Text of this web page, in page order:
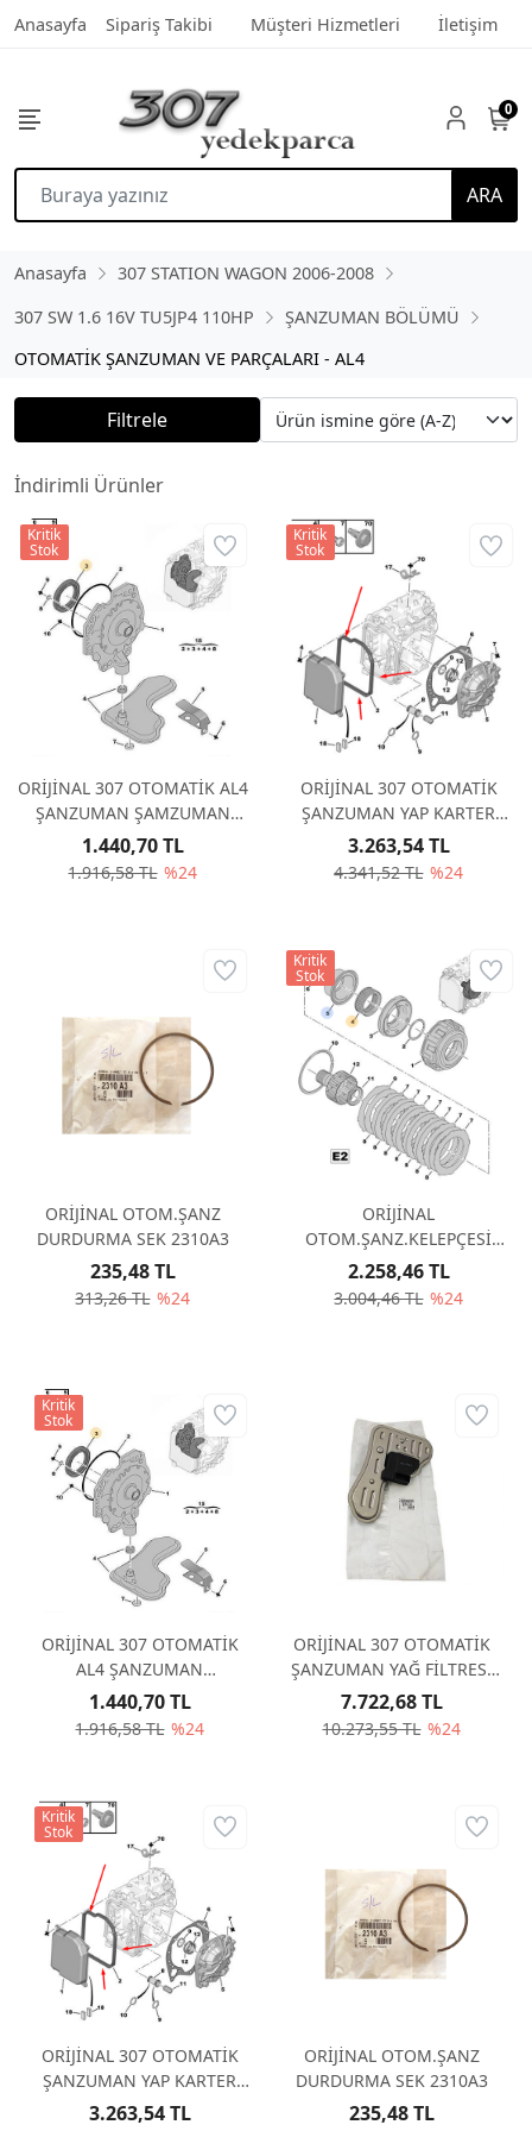
Anasayfa Sipariş Takibi Müşteri Hizmetleri İletişim
ARA
0
Anasayfa
307 STATION WAGON 2006-2008
307 SW 1.6 16V TU5JP4 110HP
ŞANZUMAN BÖLÜMÜ
OTOMATİK ŞANZUMAN VE PARÇALARI - AL4
Filtrele
İndirimli Ürünler
ORİJİNAL 307 OTOMATİK AL4
ŞANZUMAN ŞAMZUMAN
KEÇESİ 226430
1.916,58 TL %24
1.440,70 TL
Kritik
Stok
ORİJİNAL 307 OTOMATİK
ŞANZUMAN YAP KARTER
CONTASI AL4 - DPO 220940
4.341,52 TL %24
3.263,54 TL
Kritik
Stok
ORİJİNAL OTOM.ŞANZ
DURDURMA SEK 2310A3
313,26 TL %24
235,48 TL
ORİJİNAL
OTOM.ŞANZ.KELEPÇESİ
231517
3.004,46 TL %24
2.258,46 TL
Kritik
Stok
ORİJİNAL 307 OTOMATİK
AL4 ŞANZUMAN
ŞAMZUMAN KEÇESİ 226430
1.916,58 TL %24
1.440,70 TL
Kritik
Stok
ORİJİNAL 307 OTOMATİK
ŞANZUMAN YAĞ FİLTRESİ
AL4 DPO 226333
10.273,55 TL %24
7.722,68 TL
ORİJİNAL 307 OTOMATİK
ŞANZUMAN YAP KARTER
CONTASI AL4 - DPO 220940
3.263,54 TL
Kritik
Stok
ORİJİNAL OTOM.ŞANZ
DURDURMA SEK 2310A3
235,48 TL